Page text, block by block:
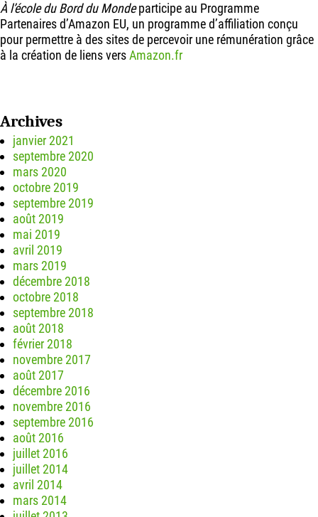
À l’école du Bord du Mondeparticipe au Programme
Partenaires d’Amazon EU, un programme d’affiliation conçu
pour permettre à des sites de percevoir une rémunération grâce
à la création de liens versAmazon.fr
Archives
janvier 2021
septembre 2020
mars 2020
octobre 2019
septembre 2019
août 2019
mai 2019
avril 2019
mars 2019
décembre 2018
octobre 2018
septembre 2018
août 2018
février 2018
novembre 2017
août 2017
décembre 2016
novembre 2016
septembre 2016
août 2016
juillet 2016
juillet 2014
avril 2014
mars 2014